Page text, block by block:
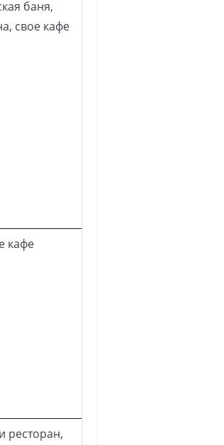
баня,
свое кафе
кафе
ресторан,